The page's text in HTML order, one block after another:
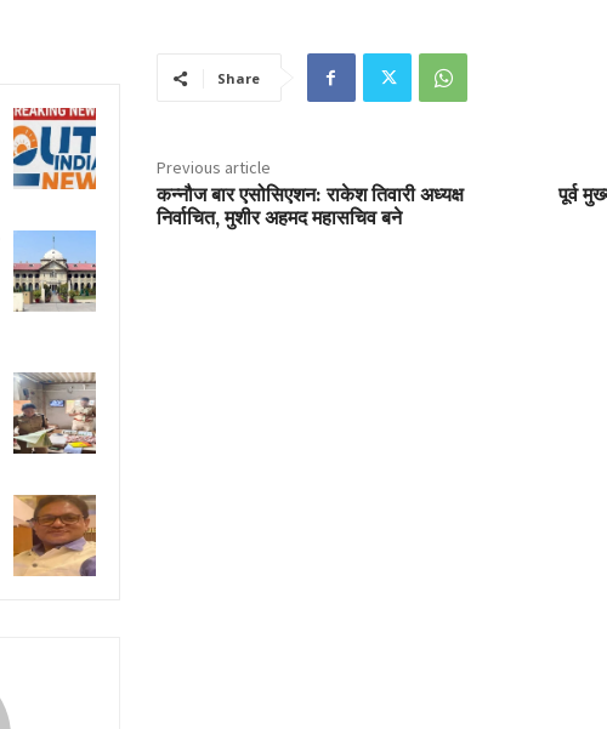
Share
Previous article
कन्नौज बार एसोसिएशन: राकेश तिवारी अध्यक्ष
निर्वाचित, मुशीर अहमद महासचिव बने
पूर्व